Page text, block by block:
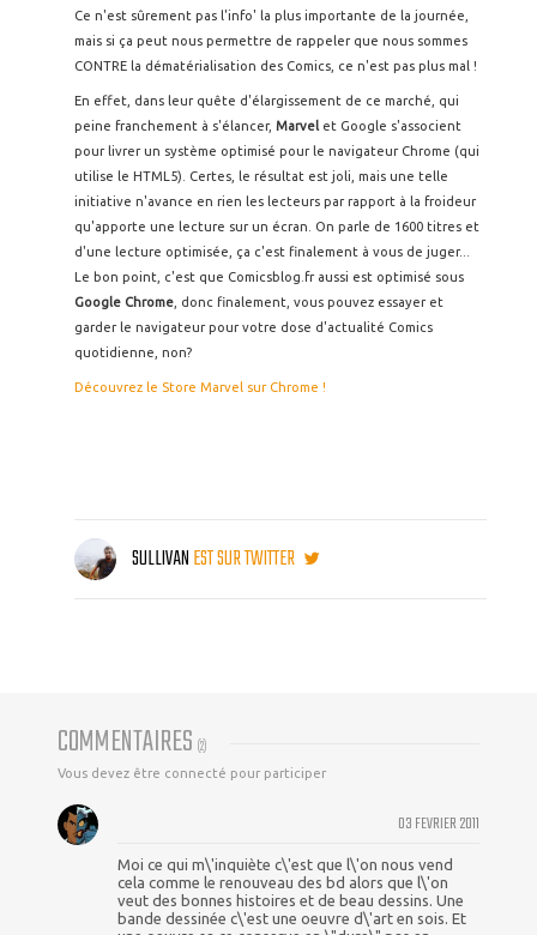
Ce n'est sûrement pas l'info' la plus importante de la journée,
mais si ça peut nous permettre de rappeler que nous sommes
CONTRE la dématérialisation des Comics, ce n'est pas plus mal !
En effet, dans leur quête d'élargissement de ce marché, qui
peine franchement à s'élancer, Marvel et Google s'associent
pour livrer un système optimisé pour le navigateur Chrome (qui
utilise le HTML5). Certes, le résultat est joli, mais une telle
initiative n'avance en rien les lecteurs par rapport à la froideur
qu'apporte une lecture sur un écran. On parle de 1600 titres et
d'une lecture optimisée, ça c'est finalement à vous de juger...
Le bon point, c'est que Comicsblog.fr aussi est optimisé sous
Google Chrome , donc finalement, vous pouvez essayer et
garder le navigateur pour votre dose d'actualité Comics
quotidienne, non?
Découvrez le Store Marvel sur Chrome !
SULLIVANEST SUR TWITTER
COMMENTAIRES (2)
Vous devez être connecté pour participer
03 FEVRIER 2011
Moi ce qui m\'inquiète c\'est que l\'on nous vend
cela comme le renouveau des bd alors que l\'on
veut des bonnes histoires et de beau dessins. Une
bande dessinée c\'est une oeuvre d\'art en sois. Et